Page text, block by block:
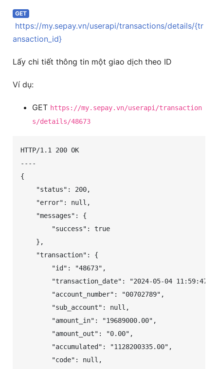
GET
https://my.sepay.vn/userapi/transactions/details/{tr
ansaction_id}
Lấy chi tiết thông tin một giao dịch theo ID
Ví dụ:
GET https://my.sepay.vn/userapi/transaction
s/details/48673
HTTP/1.1 200 OK
----
{
    "status": 200,
    "error": null,
    "messages": {
        "success": true
    },
    "transaction": {
        "id": "48673",
        "transaction_date": "2024-05-04 11:59:47",
        "account_number": "00702789",
        "sub_account": null,
        "amount_in": "19689000.00",
        "amount_out": "0.00",
        "accumulated": "1128200335.00",
        "code": null,